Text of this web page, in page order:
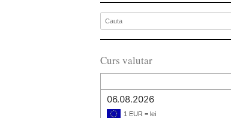
Curs valutar
06.08.2026
1 EUR = lei